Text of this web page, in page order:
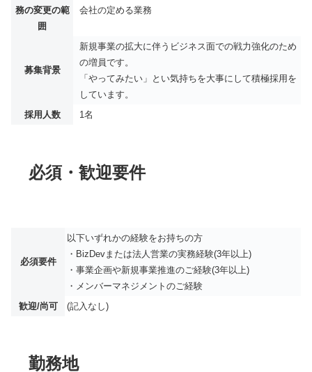
務の変更の範
囲
会社の定める業務
募集背景
新規事業の拡大に伴うビジネス面での戦力強化のため
の増員です。
「やってみたい」とい気持ちを大事にして積極採用を
しています。
採用人数
1名
必須・歓迎要件
必須要件
以下いずれかの経験をお持ちの方
・BizDevまたは法人営業の実務経験(3年以上)
・事業企画や新規事業推進のご経験(3年以上)
・メンバーマネジメントのご経験
歓迎/尚可
(記入なし)
勤務地